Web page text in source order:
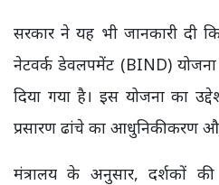
सरकार ने यह भी जानकारी दी कि
नेटवर्क डेवलपमेंट (BIND)
दिया गया है। इस योजना का
प्रसारण ढांचे का आधुनिकीकरण
मंत्रालय के अनुसार, दर्शकों